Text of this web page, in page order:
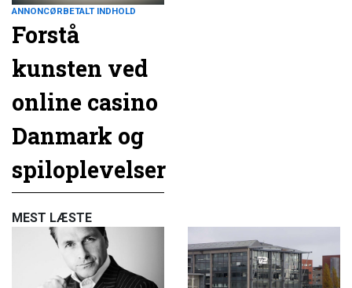
ANNONCØRBETALT INDHOLD
Forstå
kunsten ved
online casino
Danmark og
spiloplevelser
MEST LÆSTE